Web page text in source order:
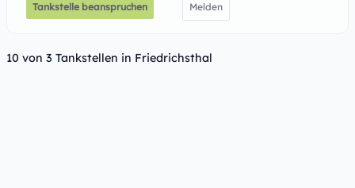
Tankstelle beanspruchen Melden
10 von 3 Tankstellen in Friedrichsthal